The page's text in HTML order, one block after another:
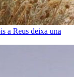
a Reus deixa una